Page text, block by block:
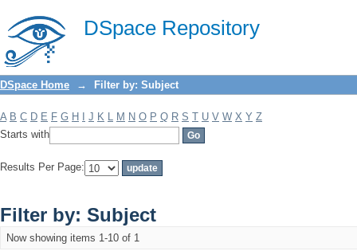
DSpace Repository
Filter by: Subject
DSpace Home → Filter by: Subject
A B C D E F G H J K L M N O P Q R S T U V W X Y Z
Starts with
Results Per Page:
Filter by: Subject
Now showing items 1-10 of 1